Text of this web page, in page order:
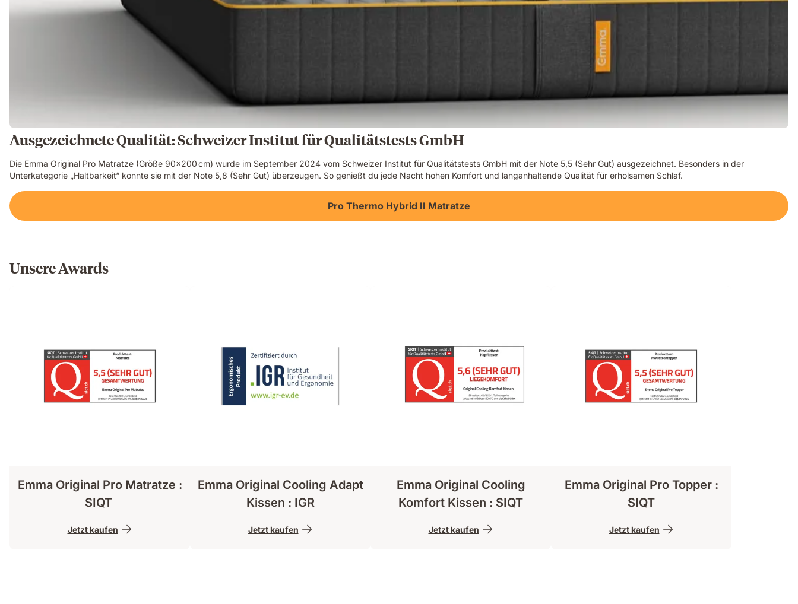
Ausgezeichnete Qualität: Schweizer Institut für Qualitätstests GmbH
Die Emma Original Pro Matratze (Größe 90x200 cm) wurde im September 2024 vom Schweizer Institut für Qualitätstests GmbH mit der Note 5,5 (Sehr Gut) ausgezeichnet. Besonders in der
Unterkategorie „Haltbarkeit“ konnte sie mit der Note 5,8 (Sehr Gut) überzeugen. So genießt du jede Nacht hohen Komfort und langanhaltende Qualität für erholsamen Schlaf.
Pro Thermo Hybrid II Matratze
Unsere Awards
Emma Original Pro Matratze :
SIQT
Jetzt kaufen
Emma Original Cooling Adapt
Kissen : IGR
Jetzt kaufen
Emma Original Cooling
Komfort Kissen : SIQT
Jetzt kaufen
Emma Original Pro Topper :
SIQT
Jetzt kaufen